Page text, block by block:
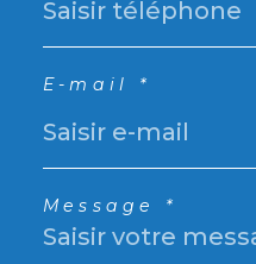
E-mail *
Message *